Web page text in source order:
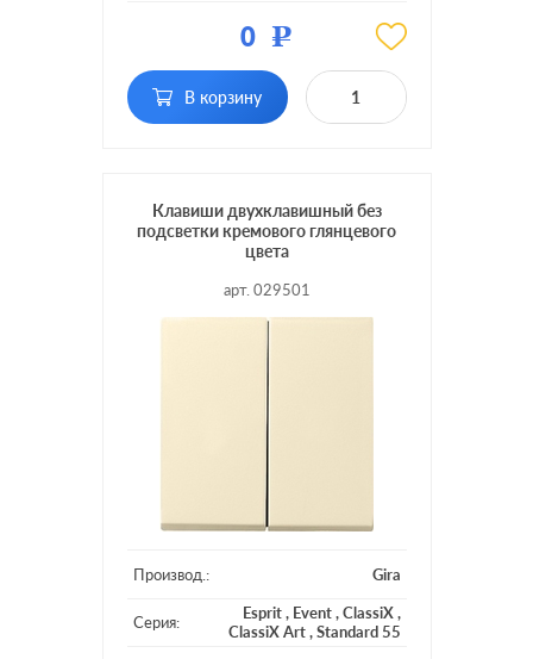
клавиш:
Подсветка: без подсветки
0 Р
В корзину
Клавиши двухклавишный без
подсветки кремового глянцевого
цвета
арт. 029501
Производ.: Gira
Серия: Esprit, Event,ClassiX,
ClassiX Art,Standard 55